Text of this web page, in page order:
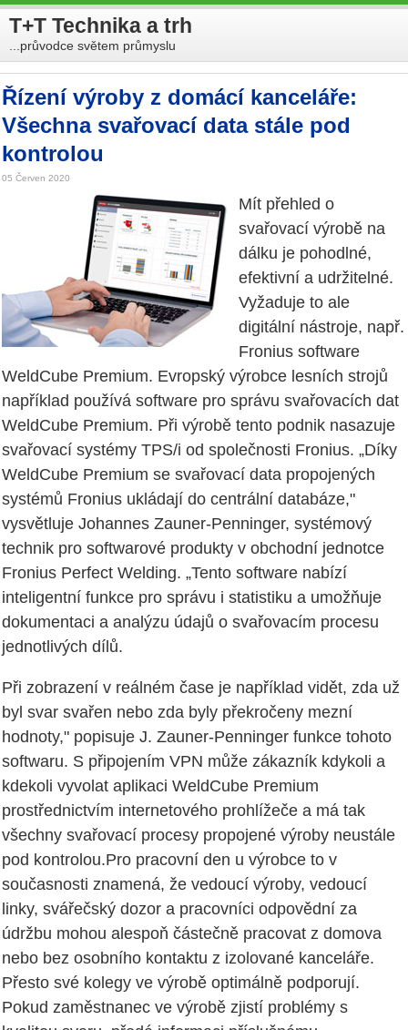
T+T Technika a trh
...průvodce světem průmyslu
Řízení výroby z domácí kanceláře:
Všechna svařovací data stále pod
kontrolou
05 Červen 2020
Mít přehled o
svařovací výrobě na
dálku je pohodlné,
efektivní a udržitelné.
Vyžaduje to ale
digitální nástroje, např.
Fronius software
WeldCube Premium. Evropský výrobce lesních strojů
například používá software pro správu svařovacích dat
WeldCube Premium. Při výrobě tento podnik nasazuje
svařovací systémy TPS/i od společnosti Fronius. „Díky
WeldCube Premium se svařovací data propojených
systémů Fronius ukládají do centrální databáze,"
vysvětluje Johannes Zauner-Penninger, systémový
technik pro softwarové produkty v obchodní jednotce
Fronius Perfect Welding. „Tento software nabízí
inteligentní funkce pro správu i statistiku a umožňuje
dokumentaci a analýzu údajů o svařovacím procesu
jednotlivých dílů.
Při zobrazení v reálném čase je například vidět, zda už
byl svar svařen nebo zda byly překročeny mezní
hodnoty," popisuje J. Zauner-Penninger funkce tohoto
softwaru. S připojením VPN může zákazník kdykoli a
kdekoli vyvolat aplikaci WeldCube Premium
prostřednictvím internetového prohlížeče a má tak
všechny svařovací procesy propojené výroby neustále
pod kontrolou.Pro pracovní den u výrobce to v
současnosti znamená, že vedoucí výroby, vedoucí
linky, svářečský dozor a pracovníci odpovědní za
údržbu mohou alespoň částečně pracovat z domova
nebo bez osobního kontaktu z izolované kanceláře.
Přesto své kolegy ve výrobě optimálně podporují.
Pokud zaměstnanec ve výrobě zjistí problémy s